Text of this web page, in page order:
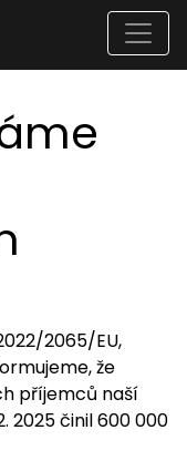
2065/EU,
že
příjemců naší
2025 činil 600 000